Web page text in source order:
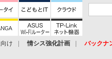
け 情シス強化計画
バックナ